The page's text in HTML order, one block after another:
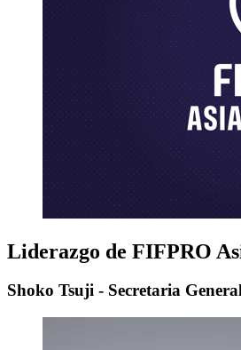
Liderazgo de FIFPRO
Shoko Tsuji - Secretaria